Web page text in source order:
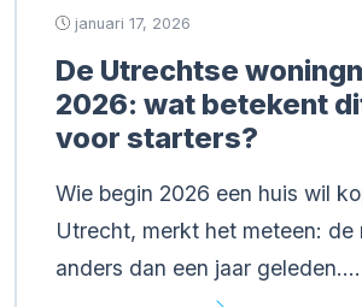
januari 17, 2026
De Utrechtse
2026: wat betekent
voor starters?
Wie begin 2026 een huis wil
Utrecht, merkt het meteen: de
anders dan een jaar geleden….